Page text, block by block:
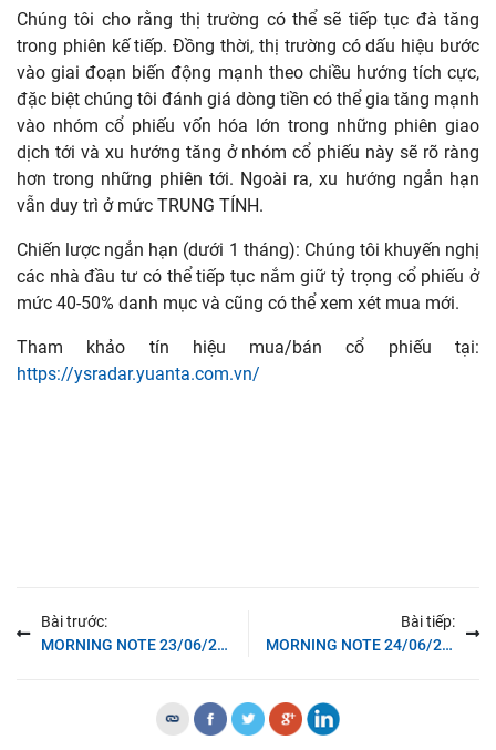
Chúng tôi cho rằng thị trường có thể sẽ tiếp tục đà tăng
trong phiên kế tiếp. Đồng thời, thị trường có dấu hiệu bước
vào giai đoạn biến động mạnh theo chiều hướng tích cực,
đặc biệt chúng tôi đánh giá dòng tiền có thể gia tăng mạnh
vào nhóm cổ phiếu vốn hóa lớn trong những phiên giao
dịch tới và xu hướng tăng ở nhóm cổ phiếu này sẽ rõ ràng
hơn trong những phiên tới. Ngoài ra, xu hướng ngắn hạn
vẫn duy trì ở mức TRUNG TÍNH.
Chiến lược ngắn hạn (dưới 1 tháng): Chúng tôi khuyến nghị
các nhà đầu tư có thể tiếp tục nắm giữ tỷ trọng cổ phiếu ở
mức 40-50% danh mục và cũng có thể xem xét mua mới.
Tham khảo tín hiệu mua/bán cổ phiếu tại:
https://ysradar.yuanta.com.vn/
Bài trước:
MORNING NOTE 23/06/2025 – TTCK thường giảm trong nửa cuối tháng 06
Bài tiếp:
MORNING NOTE 24/06/2025 – Rủi ro địa chính trị hạ nhiệt – VHM